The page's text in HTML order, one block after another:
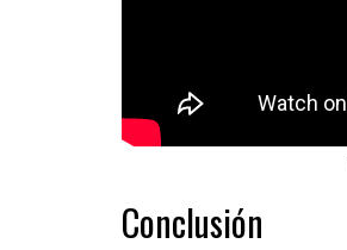
Conclusión